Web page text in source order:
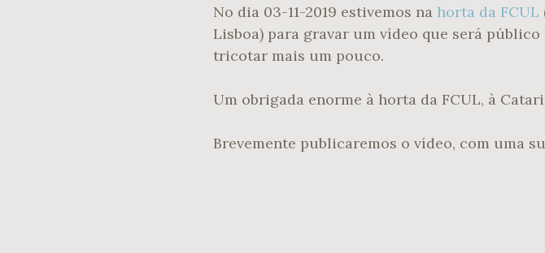
No dia 03-11-2019 estivemos na horta da FCUL
Lisboa) para gravar um vídeo que será
tricotar mais um pouco.
Um obrigada enorme à horta da FCUL, à
Brevemente publicaremos o vídeo, com uma